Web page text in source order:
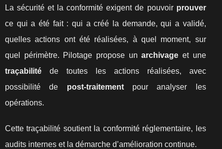
La sécurité et la conformité exigent de pouvoir prouver
ce qui a été fait : qui a créé la demande, qui a validé,
quelles actions ont été réalisées, à quel moment, sur
quel périmètre. Pilotage propose unarchivage et une
traçabilité de toutes les actions réalisées, avec
possibilité de post-traitementpour analyser les
opérations.
Cette traçabilité soutient la conformité réglementaire, les
audits internes et la démarche d’amélioration continue.